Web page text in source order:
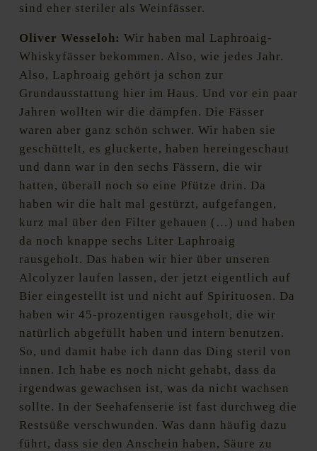
sind eher steriler als Weinfässer.
Oliver Wesseloh: Wir haben mal Laphroaig-
Whiskyfässer bekommen. Also, wie jedes Jahr.
Also, Laphroaig gehört ja schon zur
Grundausstattung hier im Haus. Und vor ein paar
Jahren wollten wir die dämpfen. Die Fässer
waren aber ganz schön schwer. Wir haben sie
geschüttelt, es gluckerte, haben hereingeschaut
und dann war in den sechs Fässern, die wir
hatten, überall noch so eine Pfütze drin. Da
haben wir die halt mal gestürzt, aufgefangen,
kurz mal über den Filter gehauen (…) und haben
da noch knappe sechs Liter Laphroaig
rausgeholt. Das haben wir hier über unseren
Alcolyzer laufen lassen, der jetzt eigentlich auf
Bier eingestellt ist und nicht auf Spirituosen. Da
haben wir 45-prozentigen rausgeholt, die wir
natürlich abgefüllt haben und intern benutzen.
So, und damit habe ich dann das Ding steril von
innen. Ich habe es noch nicht gehabt, dass da
irgendwas gewachsen ist, was da nicht wachsen
sollte. In der Seehafenserie ist fast durchweg die
Restsüße verschwunden. Was dann häufig dazu
führt, dass sie den Anschein haben, Säure zu